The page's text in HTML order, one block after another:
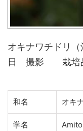
オキナワチドリ
日 撮影 栽培
和名 オキ
学名